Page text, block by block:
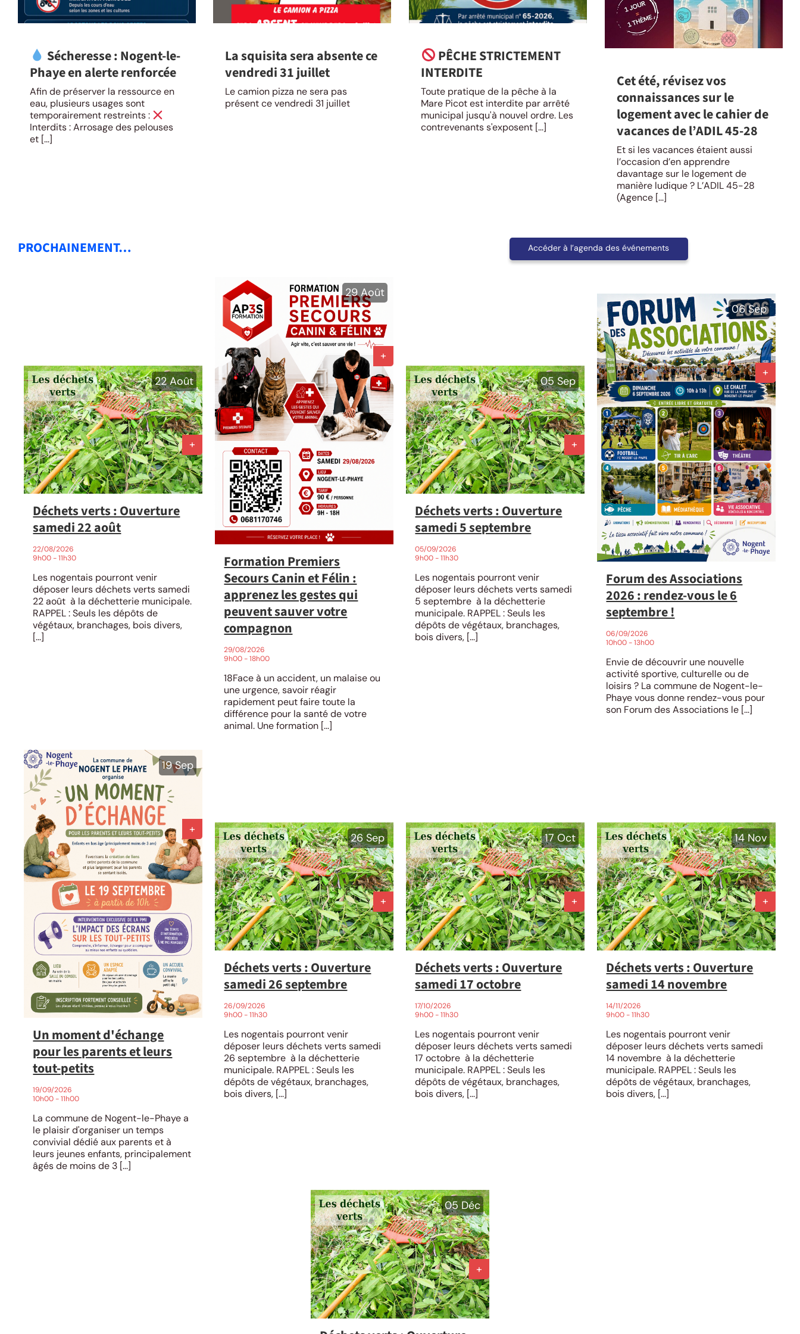
Sécheresse : Nogent-le-
Phaye en alerte renforcée
Afin de préserver la ressource en
eau, plusieurs usages sont
temporairement restreints :
Interdits : Arrosage des pelouses
et [...]
La squisita sera absente ce
vendredi 31 juillet
Le camion pizza ne sera pas
présent ce vendredi 31 juillet
PÊCHE STRICTEMENT
INTERDITE
Toute pratique de la pêche à la
Mare Picot est interdite par arrêté
municipal jusqu'à nouvel ordre. Les
contrevenants s'exposent [...]
Cet été, révisez vos
connaissances sur le
logement avec le cahier de
vacances de l’ADIL 45-28
Et si les vacances étaient aussi
l’occasion d’en apprendre
davantage sur le logement de
manière ludique ? L’ADIL 45-28
(Agence [...]
PROCHAINEMENT… Accéder à l’agenda des événements
22 Août
Déchets verts : Ouverture
samedi 22 août
22/08/2026
9h00 - 11h30
Les nogentais pourront venir
déposer leurs déchets verts samedi
22 août à la déchetterie municipale.
RAPPEL : Seuls les dépôts de
végétaux, branchages, bois divers,
[...]
29 Août
Formation Premiers
Secours Canin et Félin :
apprenez les gestes qui
peuvent sauver votre
compagnon
29/08/2026
9h00 - 18h00
18Face à un accident, un malaise ou
une urgence, savoir réagir
rapidement peut faire toute la
différence pour la santé de votre
animal. Une formation [...]
05 Sep
Déchets verts : Ouverture
samedi 5 septembre
05/09/2026
9h00 - 11h30
Les nogentais pourront venir
déposer leurs déchets verts samedi
5 septembre à la déchetterie
municipale. RAPPEL : Seuls les
dépôts de végétaux, branchages,
bois divers, [...]
06 Sep
Forum des Associations
2026 : rendez-vous le 6
septembre !
06/09/2026
10h00 - 13h00
Envie de découvrir une nouvelle
activité sportive, culturelle ou de
loisirs ? La commune de Nogent-le-
Phaye vous donne rendez-vous pour
son Forum des Associations le [...]
19 Sep
Un moment d'échange
pour les parents et leurs
tout-petits
19/09/2026
10h00 - 11h00
La commune de Nogent-le-Phaye a
le plaisir d'organiser un temps
convivial dédié aux parents et à
leurs jeunes enfants, principalement
âgés de moins de 3 [...]
26 Sep
Déchets verts : Ouverture
samedi 26 septembre
26/09/2026
9h00 - 11h30
Les nogentais pourront venir
déposer leurs déchets verts samedi
26 septembre à la déchetterie
municipale. RAPPEL : Seuls les
dépôts de végétaux, branchages,
bois divers, [...]
17 Oct
Déchets verts : Ouverture
samedi 17 octobre
17/10/2026
9h00 - 11h30
Les nogentais pourront venir
déposer leurs déchets verts samedi
17 octobre à la déchetterie
municipale. RAPPEL : Seuls les
dépôts de végétaux, branchages,
bois divers, [...]
14 Nov
Déchets verts : Ouverture
samedi 14 novembre
14/11/2026
9h00 - 11h30
Les nogentais pourront venir
déposer leurs déchets verts samedi
14 novembre à la déchetterie
municipale. RAPPEL : Seuls les
dépôts de végétaux, branchages,
bois divers, [...]
05 Déc